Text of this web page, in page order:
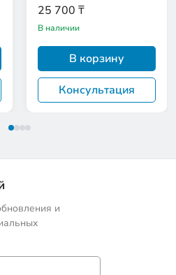
25 700 ₸
В наличии
В корзину
Консультация
и